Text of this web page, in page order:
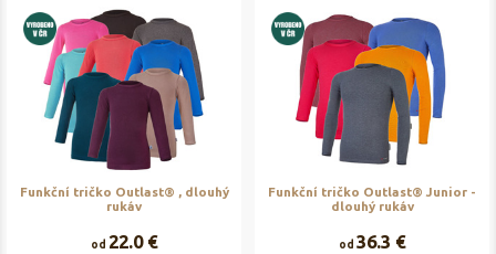
Funkční tričko Outlast® , dlouhý
rukáv
od 22.0 €
Funkční tričko Outlast® Junior -
dlouhý rukáv
od 36.3 €